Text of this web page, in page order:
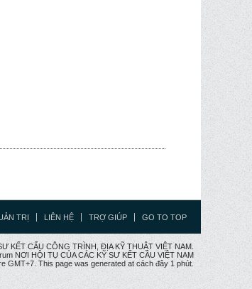
TRỊ LIÊN HỆ TRỢ GIÚP GO TO TOP
KẾT CẤU CÔNG TRÌNH, ĐỊA KỸ THUẬT VIỆT NAM.
NƠI HỘI TỤ CỦA CÁC KỸ SƯ KẾT CÂU VIỆT NAM
GMT+7. This page was generated at cách đây 1 phút.